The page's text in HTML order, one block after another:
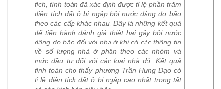
tích, tính toán đã xác định được tỉ lệ phần trăm
diện tích đất ở bị ngập bởi nước dâng do bão
theo các cấp khác nhau. Đây là những kết quả
để tiến hành đánh giá thiệt hại gây bởi nước
dâng do bão đối với nhà ở khi có các thông tin
về số lượng nhà ở phân theo các nhóm và
mức đầu tư đối với các loại nhà đó. Kết quả
tính toán cho thấy phường Trần Hưng Đạo có
tỉ lệ diện tích đất ở bị ngập cao nhất trong tất